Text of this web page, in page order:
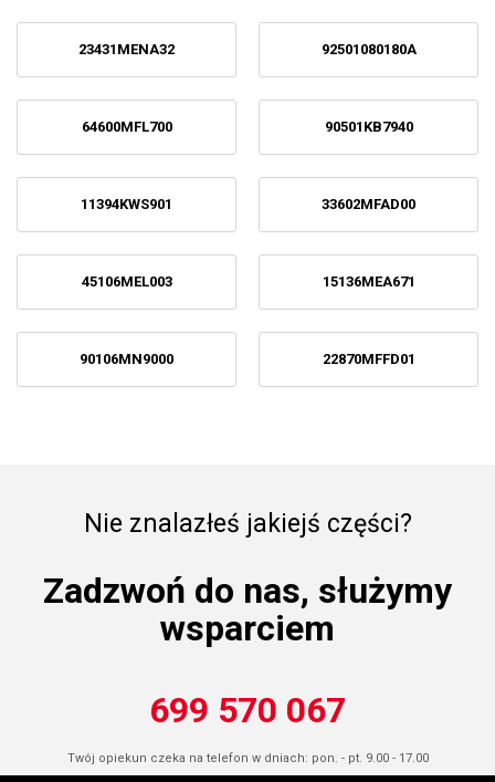
23431MENA32 92501080180A
64600MFL700 90501KB7940
11394KWS901 33602MFAD00
45106MEL003 15136MEA671
90106MN9000 22870MFFD01
Nie znalazłeś jakiejś części?
Zadzwoń do nas, służymy
wsparciem
699 570 067
Twój opiekun czeka na telefon w dniach: pon. - pt. 9.00 - 17.00